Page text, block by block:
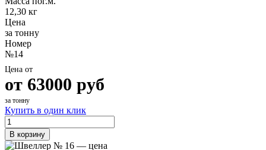
12,30 кг
Цена
за тонну
Номер
№14
Цена от
от 63000 руб
за тонну
Купить в один клик
В корзину